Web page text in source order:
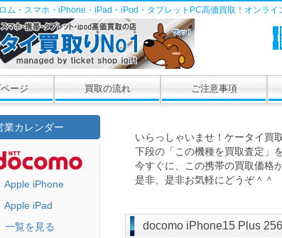
ム・スマホ・iPhone・iPad・iPod・タブレットPC高価買取！オンライ
ージ 買取の流れ ご注意事項
いらっしゃいませ！ケータイ買
下段の「この機種を買取査定」
今すぐに、この携帯の買取価格
是非、是非お気軽にどうぞ＾＾
docomo iPhone15 Plus
業カレンダー
Apple iPhone
Apple iPad
一覧を見る